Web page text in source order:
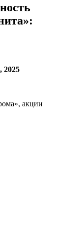
2025